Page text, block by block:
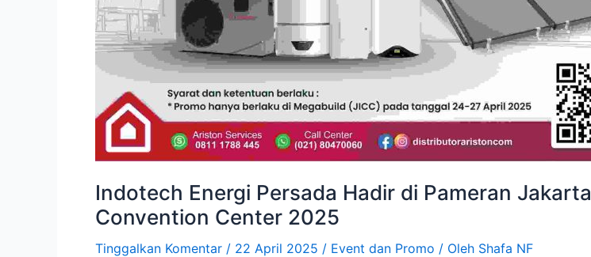
Indotech Energi Persada Hadir di Pameran Jakarta
Convention Center 2025
Tinggalkan Komentar / 22 April 2025 / Event dan Promo / Oleh Shafa NF